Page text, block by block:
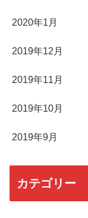
2020年1月
2019年12月
2019年11月
2019年10月
2019年9月
カテゴリー